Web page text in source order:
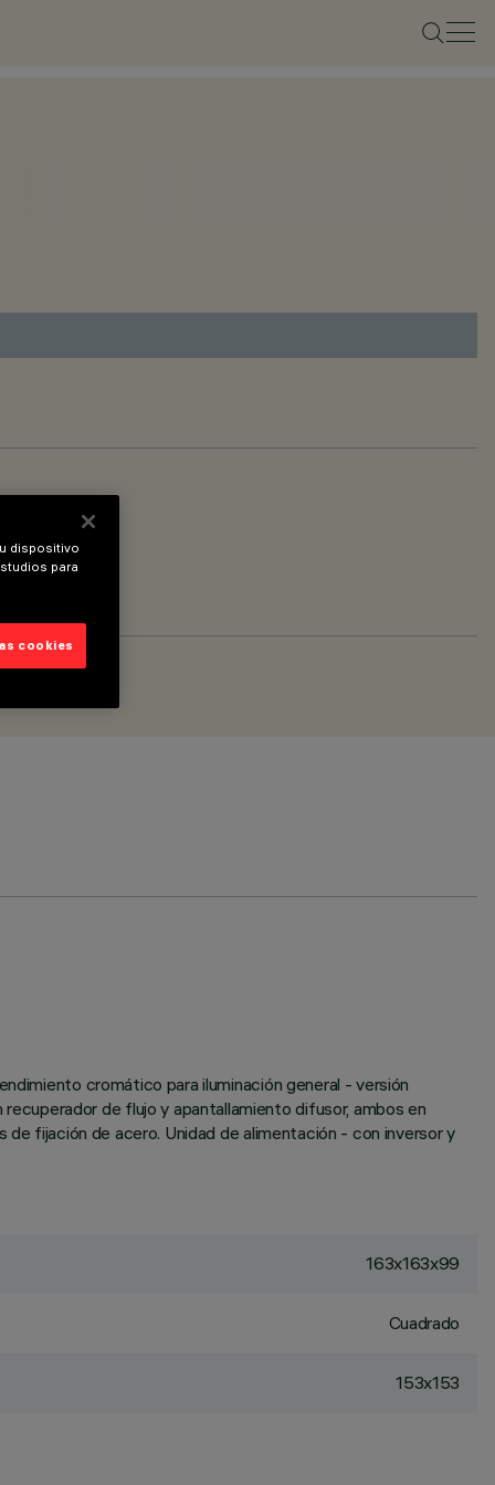
cromático para iluminación general - versión
de flujo y apantallamiento difusor, ambos en
fijación de acero. Unidad de alimentación - con inversor y
163x163x99
Cuadrado
153x153
dispositivo
para
cookies